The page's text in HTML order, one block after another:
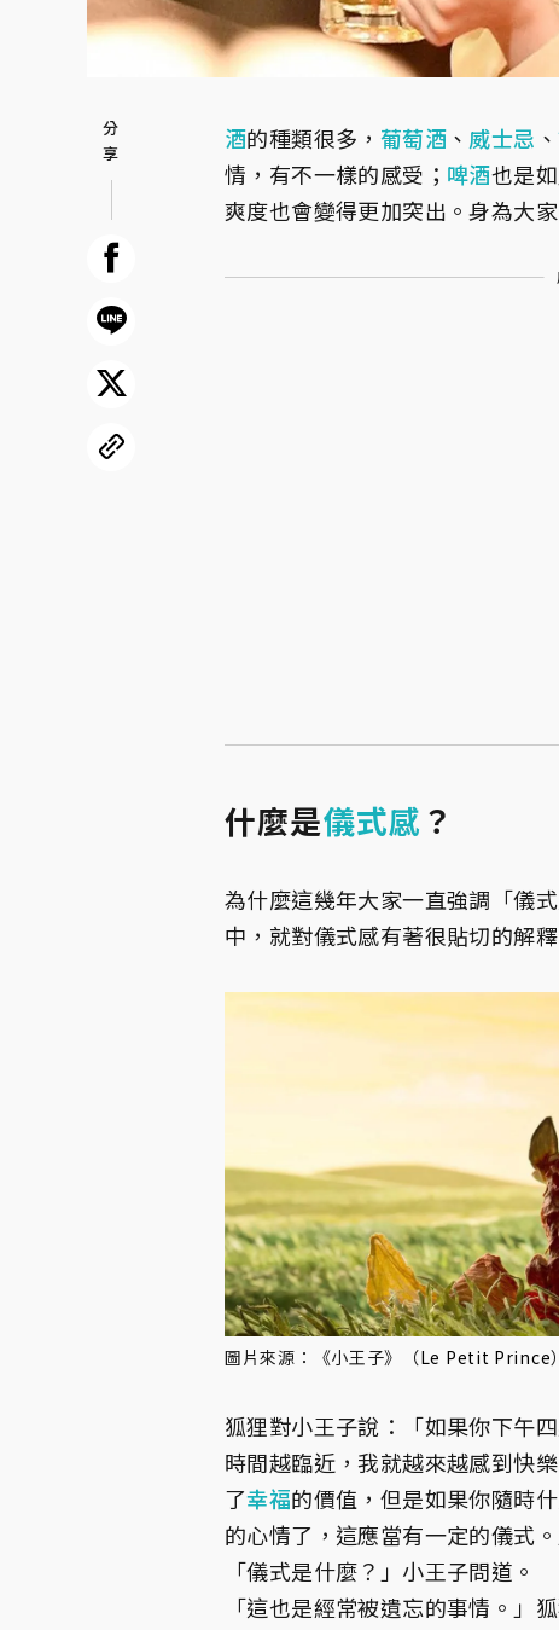
酒的種類很多， 葡萄酒 、 威士忌 、
情，有不一樣的感受； 啤酒也是
爽度也會變得更加突出。身為大
什麼是儀式感 ？
為什麼這幾年大家一直強調「儀
中，就對儀式感有著很貼切的解釋
圖片來源：《小王子》（Le Petit Prince
狐狸對小王子說：「如果你下午
時間越臨近，我就越來越感到快
了幸福的價值，但是如果你隨時
的心情了，這應當有一定的儀式。
「儀式是什麼？」小王子問道。
「這也是經常被遺忘的事情。」